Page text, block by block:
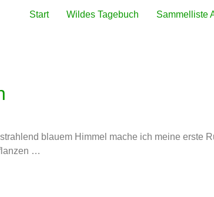
Start Wildes Tagebuch Sammelliste
blauem Himmel mache ich meine erste
…